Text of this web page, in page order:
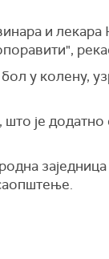
и лекара
у колену,
је